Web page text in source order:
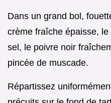
Dans un grand bol,
crème fraîche épaisse,
sel, le poivre noir
pincée de muscade.
Répartissez